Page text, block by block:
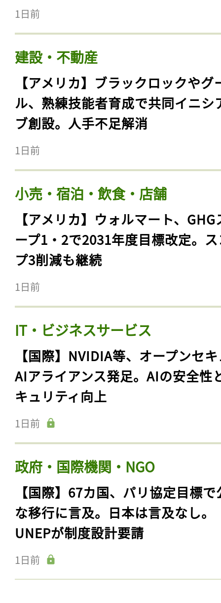
1日前
建設・不動産
【アメリカ】ブラックロックやグ
ル、熟練技能者育成で共同イニシ
ブ創設。人手不足解消
1日前
小売・宿泊・飲食・店舗
【アメリカ】ウォルマート、GHG
ープ1・2で2031年度目標改定。
プ3削減も継続
1日前
IT・ビジネスサービス
【国際】NVIDIA等、オープンセ
AIアライアンス発足。AIの安全性
キュリティ向上
1日前
政府・国際機関・NGO
【国際】67カ国、パリ協定目標で
な移行に言及。日本は言及なし。
UNEPが制度設計要請
1日前